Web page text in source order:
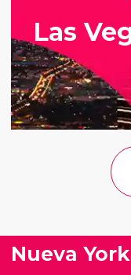
Las
Nueva York